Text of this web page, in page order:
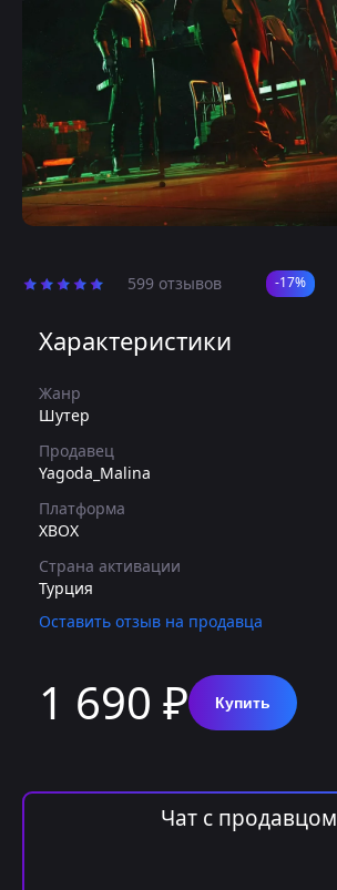
599 отзывов -17%
Характеристики
Жанр
Шутер
Продавец
Yagoda_Malina
Платформа
XBOX
Страна активации
Турция
Оставить отзыв на продавца
1 690 ₽ Купить
Чат с продавцом